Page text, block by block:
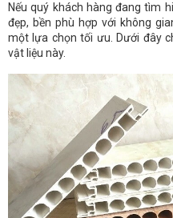
Nếu quý khách hàng đang tìm
đẹp, bền phù hợp với không
một lựa chọn tối ưu. Dưới đây
vật liệu này.